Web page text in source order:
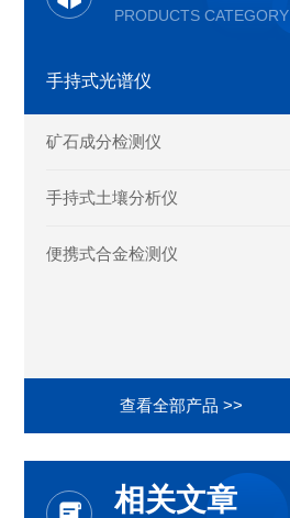
PRODUCTS CATEGORY
手持式光谱仪
矿石成分检测仪
手持式土壤分析仪
便携式合金检测仪
查看全部产品 >>
相关文章